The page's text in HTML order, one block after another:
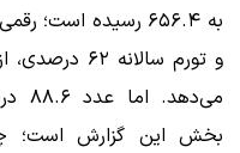
و تورم
بخش این گزارش